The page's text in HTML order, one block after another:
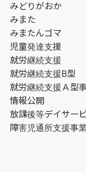
みどりがおか
みまた
みまたんゴマ
児童発達支援
就労継続支援
就労継続支援B型
就労継続支援Ａ型
情報公開
放課後等デイサー
障害児通所支援事